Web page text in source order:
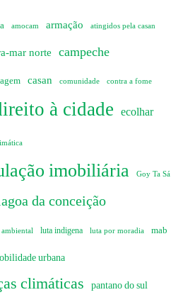
amocam armação atingidos pela casan
mar norte campeche
casan comunidade contra a fome
à cidade ecolhar
imobiliária Goy Ta Sá
da conceição
luta indigena luta por moradia mab
urbana
climáticas pantano do sul